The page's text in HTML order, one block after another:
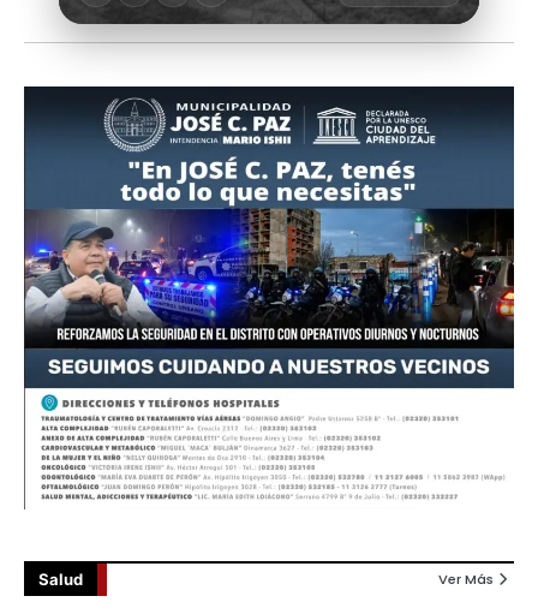
Salud Ver Más